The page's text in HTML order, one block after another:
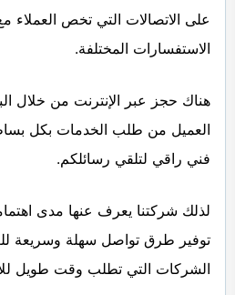
على الاتصالات التي تخص العملاء
الاستفسارات المختلفة.
هناك حجز عبر الإنترنت من خلال
العميل من طلب الخدمات بكل
فني راقي لتلقي رسائلكم.
لذلك شركتنا يعرف عنها مدى
توفير طرق تواصل سهلة وسريعة
الشركات التي تطلب وقت طويل